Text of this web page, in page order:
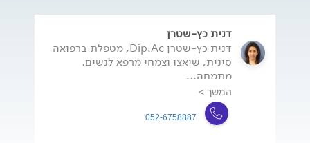
דנית כץ-שטרן
דנית כץ-שטרן Dip.Ac, מטפלת ברפואה
סינית, שיאצו וצמחי מרפא לנשים.
מתמחה...
המשך >
052-6758887